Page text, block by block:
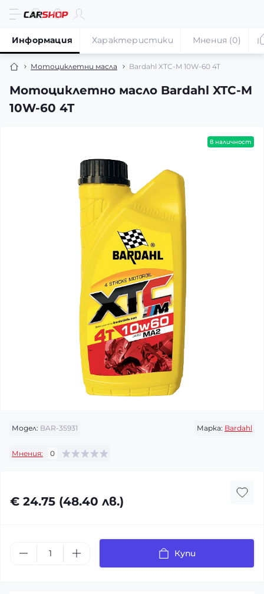
Мотоциклетни масла Bardahl XTC-M 10W-60 4T
Мотоциклетно масло Bardahl XTC-M
10W-60 4T
Информация Характеристики Мнения (0)
в наличност
Модел: BAR-35931 Марка: Bardahl
Мнения: 0
€ 24.75 (48.40 лв.)
Купи